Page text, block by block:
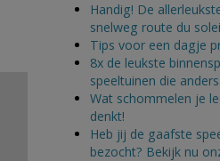
Handig! De
snelweg route du
Tips voor een dagje
8x de leukste
speeltuinen die
Wat schommelen je
denkt!
Heb jij de gaafste
bezocht? Bekijk nu